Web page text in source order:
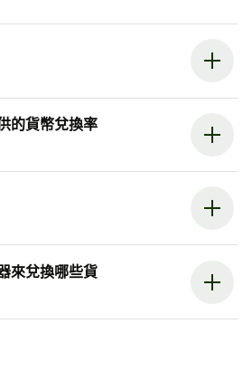
的貨幣兌換率
來兌換哪些貨